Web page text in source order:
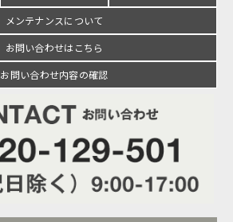
メンテナンスについて
お問い合わせはこちら
お問い合わせ内容の確認